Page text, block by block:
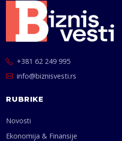
+381 62 249 995
info@biznisvesti.rs
RUBRIKE
Novosti
Ekonomija & Finansije